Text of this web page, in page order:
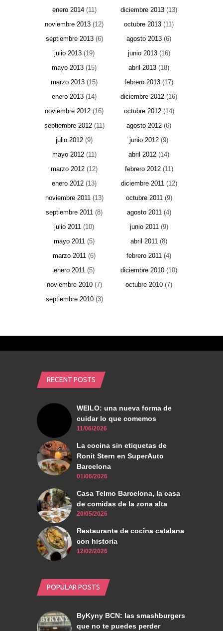
enero 2014(11) diciembre 2013 (13)
noviembre 2013 (12) octubre 2013 (11)
septiembre 2013(6) agosto 2013 (6)
julio 2013(19) junio 2013(16)
mayo 2013 (15) abril 2013 (18)
marzo 2013 (15) febrero 2013 (17)
enero 2013 (14) diciembre 2012 (16)
noviembre 2012 (16) octubre 2012(14)
septiembre 2012(11) agosto 2012 (6)
julio 2012 (9) junio 2012 (9)
mayo 2012(11) abril 2012 (14)
marzo 2012 (12) febrero 2012(11)
enero 2012 (13) diciembre 2011(12)
noviembre 2011(13) octubre 2011(9)
septiembre 2011 (8) agosto 2011(4)
julio 2011 (10) junio 2011(9)
mayo 2011 (5) abril 2011 (8)
marzo 2011 (6) febrero 2011 (4)
enero 2011 (5) diciembre 2010 (10)
noviembre 2010(7) octubre 2010 (7)
septiembre 2010(3)
RECENT POSTS
WEILO: una nueva forma de
cuidar lo que comemos
11/06/2026
La cocina sin etiquetas de
Ronit Stern en SuperAuto
Barcelona
01/06/2026
Casa Telmo Barcelona, la casa
de comidas de la zona alta
20/05/2026
Restaurante de cocina catalana
con historia
12/02/2026
POPULAR POSTS
ByKyny BCN: las smashburgers
que no te puedes perder